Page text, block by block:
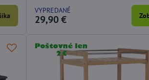
VYPREDANÉ
29,90 €